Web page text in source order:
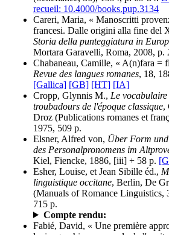
recueil: 10.4000/books.pup.3134
Careri, Maria, « Manoscritti
francesi. Dalle origini alla fine del
Storia della punteggiatura in
Mortara Garavelli, Roma, 2008, p.
Chabaneau, Camille, « A(n)fara =
Revue des langues romanes, 18,
[Gallica] [GB] [HT] [IA]
Cropp, Glynnis M., Le
troubadours de l'époque classique,
Droz (Publications romanes et
1975, 509 p.
Elsner, Alfred von, Über Form
des Personalpronomens im
Kiel, Fiencke, 1886, [iii] + 58 p.
Esher, Louise, et Jean Sibille éd.,
linguistique occitane, Berlin, De
(Manuals of Romance Linguistics,
715 p.
Compte rendu:
Fabié, David, « Une première